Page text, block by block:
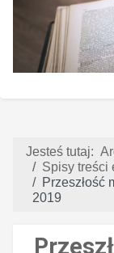
Jesteś tutaj:
Spisy treści
Przeszłość
2019